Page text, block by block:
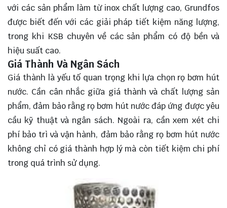
với các sản phẩm làm từ inox chất lượng cao, Grundfos
được biết đến với các giải pháp tiết kiệm năng lượng,
trong khi KSB chuyên về các sản phẩm có độ bền và
hiệu suất cao.
Giá Thành Và Ngân Sách
Giá thành là yếu tố quan trọng khi lựa chọn rọ bơm hút
nước. Cần cân nhắc giữa giá thành và chất lượng sản
phẩm, đảm bảo rằng rọ bơm hút nước đáp ứng được yêu
cầu kỹ thuật và ngân sách. Ngoài ra, cần xem xét chi
phí bảo trì và vận hành, đảm bảo rằng rọ bơm hút nước
không chỉ có giá thành hợp lý mà còn tiết kiệm chi phí
trong quá trình sử dụng.